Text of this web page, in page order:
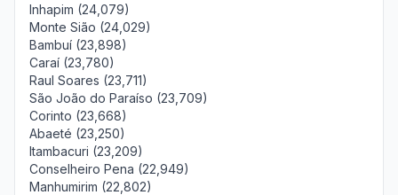
Inhapim (24,079)
Monte Sião (24,029)
Bambuí (23,898)
Caraí (23,780)
Raul Soares (23,711)
São João do Paraíso (23,709)
Corinto (23,668)
Abaeté (23,250)
Itambacuri (23,209)
Conselheiro Pena (22,949)
Manhumirim (22,802)